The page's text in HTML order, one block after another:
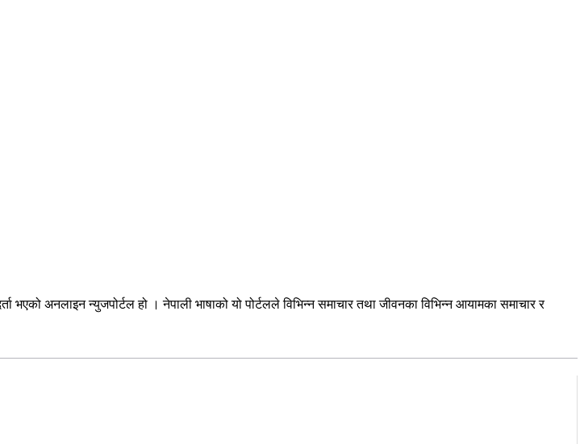
भएको अनलाइन न्युजपोर्टल हो । नेपाली भाषाको यो पोर्टलले विभिन्न समाचार तथा जीवनका विभिन्न आयामका समाचार र